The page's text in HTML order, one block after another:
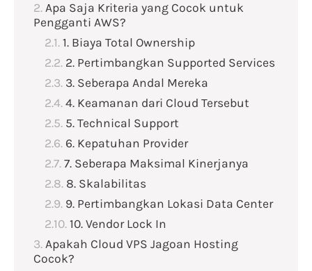
Apa Saja Kriteria yang Cocok untuk
Pengganti AWS?
1. Biaya Total Ownership
2. Pertimbangkan Supported Services
3. Seberapa Andal Mereka
4. Keamanan dari Cloud Tersebut
5. Technical Support
6. Kepatuhan Provider
7. Seberapa Maksimal Kinerjanya
8. Skalabilitas
9. Pertimbangkan Lokasi Data Center
10. Vendor Lock In
Apakah Cloud VPS Jagoan Hosting
Cocok?